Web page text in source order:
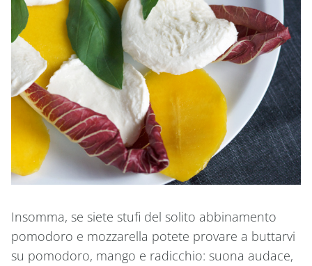
Insomma, se siete stufi del solito abbinamento
pomodoro e mozzarella potete provare a buttarvi
su pomodoro, mango e radicchio: suona audace,